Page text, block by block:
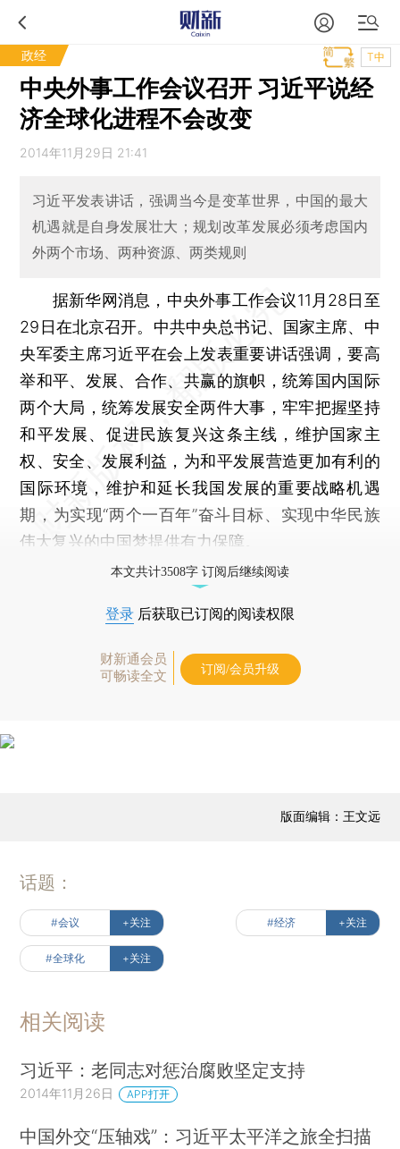
政经 T中
中央外事工作会议召开 习近平说经
济全球化进程不会改变
2014年11月29日 21:41
习近平发表讲话，强调当今是变革世界，中国的最大
机遇就是自身发展壮大；规划改革发展必须考虑国内
外两个市场、两种资源、两类规则
据新华网消息，中央外事工作会议11月28日至
29日在北京召开。中共中央总书记、国家主席、中
央军委主席习近平在会上发表重要讲话强调，要高
举和平、发展、合作、共赢的旗帜，统筹国内国际
两个大局，统筹发展安全两件大事，牢牢把握坚持
和平发展、促进民族复兴这条主线，维护国家主
权、安全、发展利益，为和平发展营造更加有利的
国际环境，维护和延长我国发展的重要战略机遇
期，为实现“两个一百年”奋斗目标、实现中华民族
伟大复兴的中国梦提供有力保障。
本文共计3508字 订阅后继续阅读
登录 后获取已订阅的阅读权限
财新通会员
可畅读全文
订阅/会员升级
版面编辑：王文远
话题：
#会议 +关注 #经济 +关注
#全球化 +关注
相关阅读
习近平：老同志对惩治腐败坚定支持
2014年11月26日 APP打开
中国外交“压轴戏”：习近平太平洋之旅全扫描